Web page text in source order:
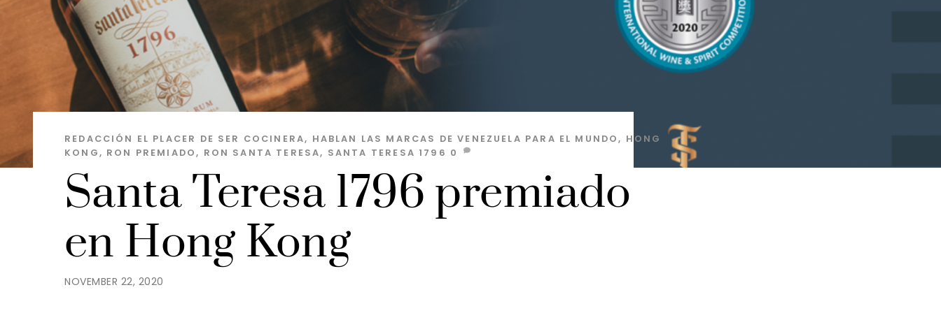
NOVEMBER 22, 2020
Santa Teresa 1796 premiado
en Hong Kong
REDACCIÓN EL PLACER DE SER COCINERA, HABLAN LAS MARCAS DE VENEZUELA PARA EL MUNDO, HONG
KONG, RON PREMIADO, RON SANTA TERESA, SANTA TERESA 1796 0